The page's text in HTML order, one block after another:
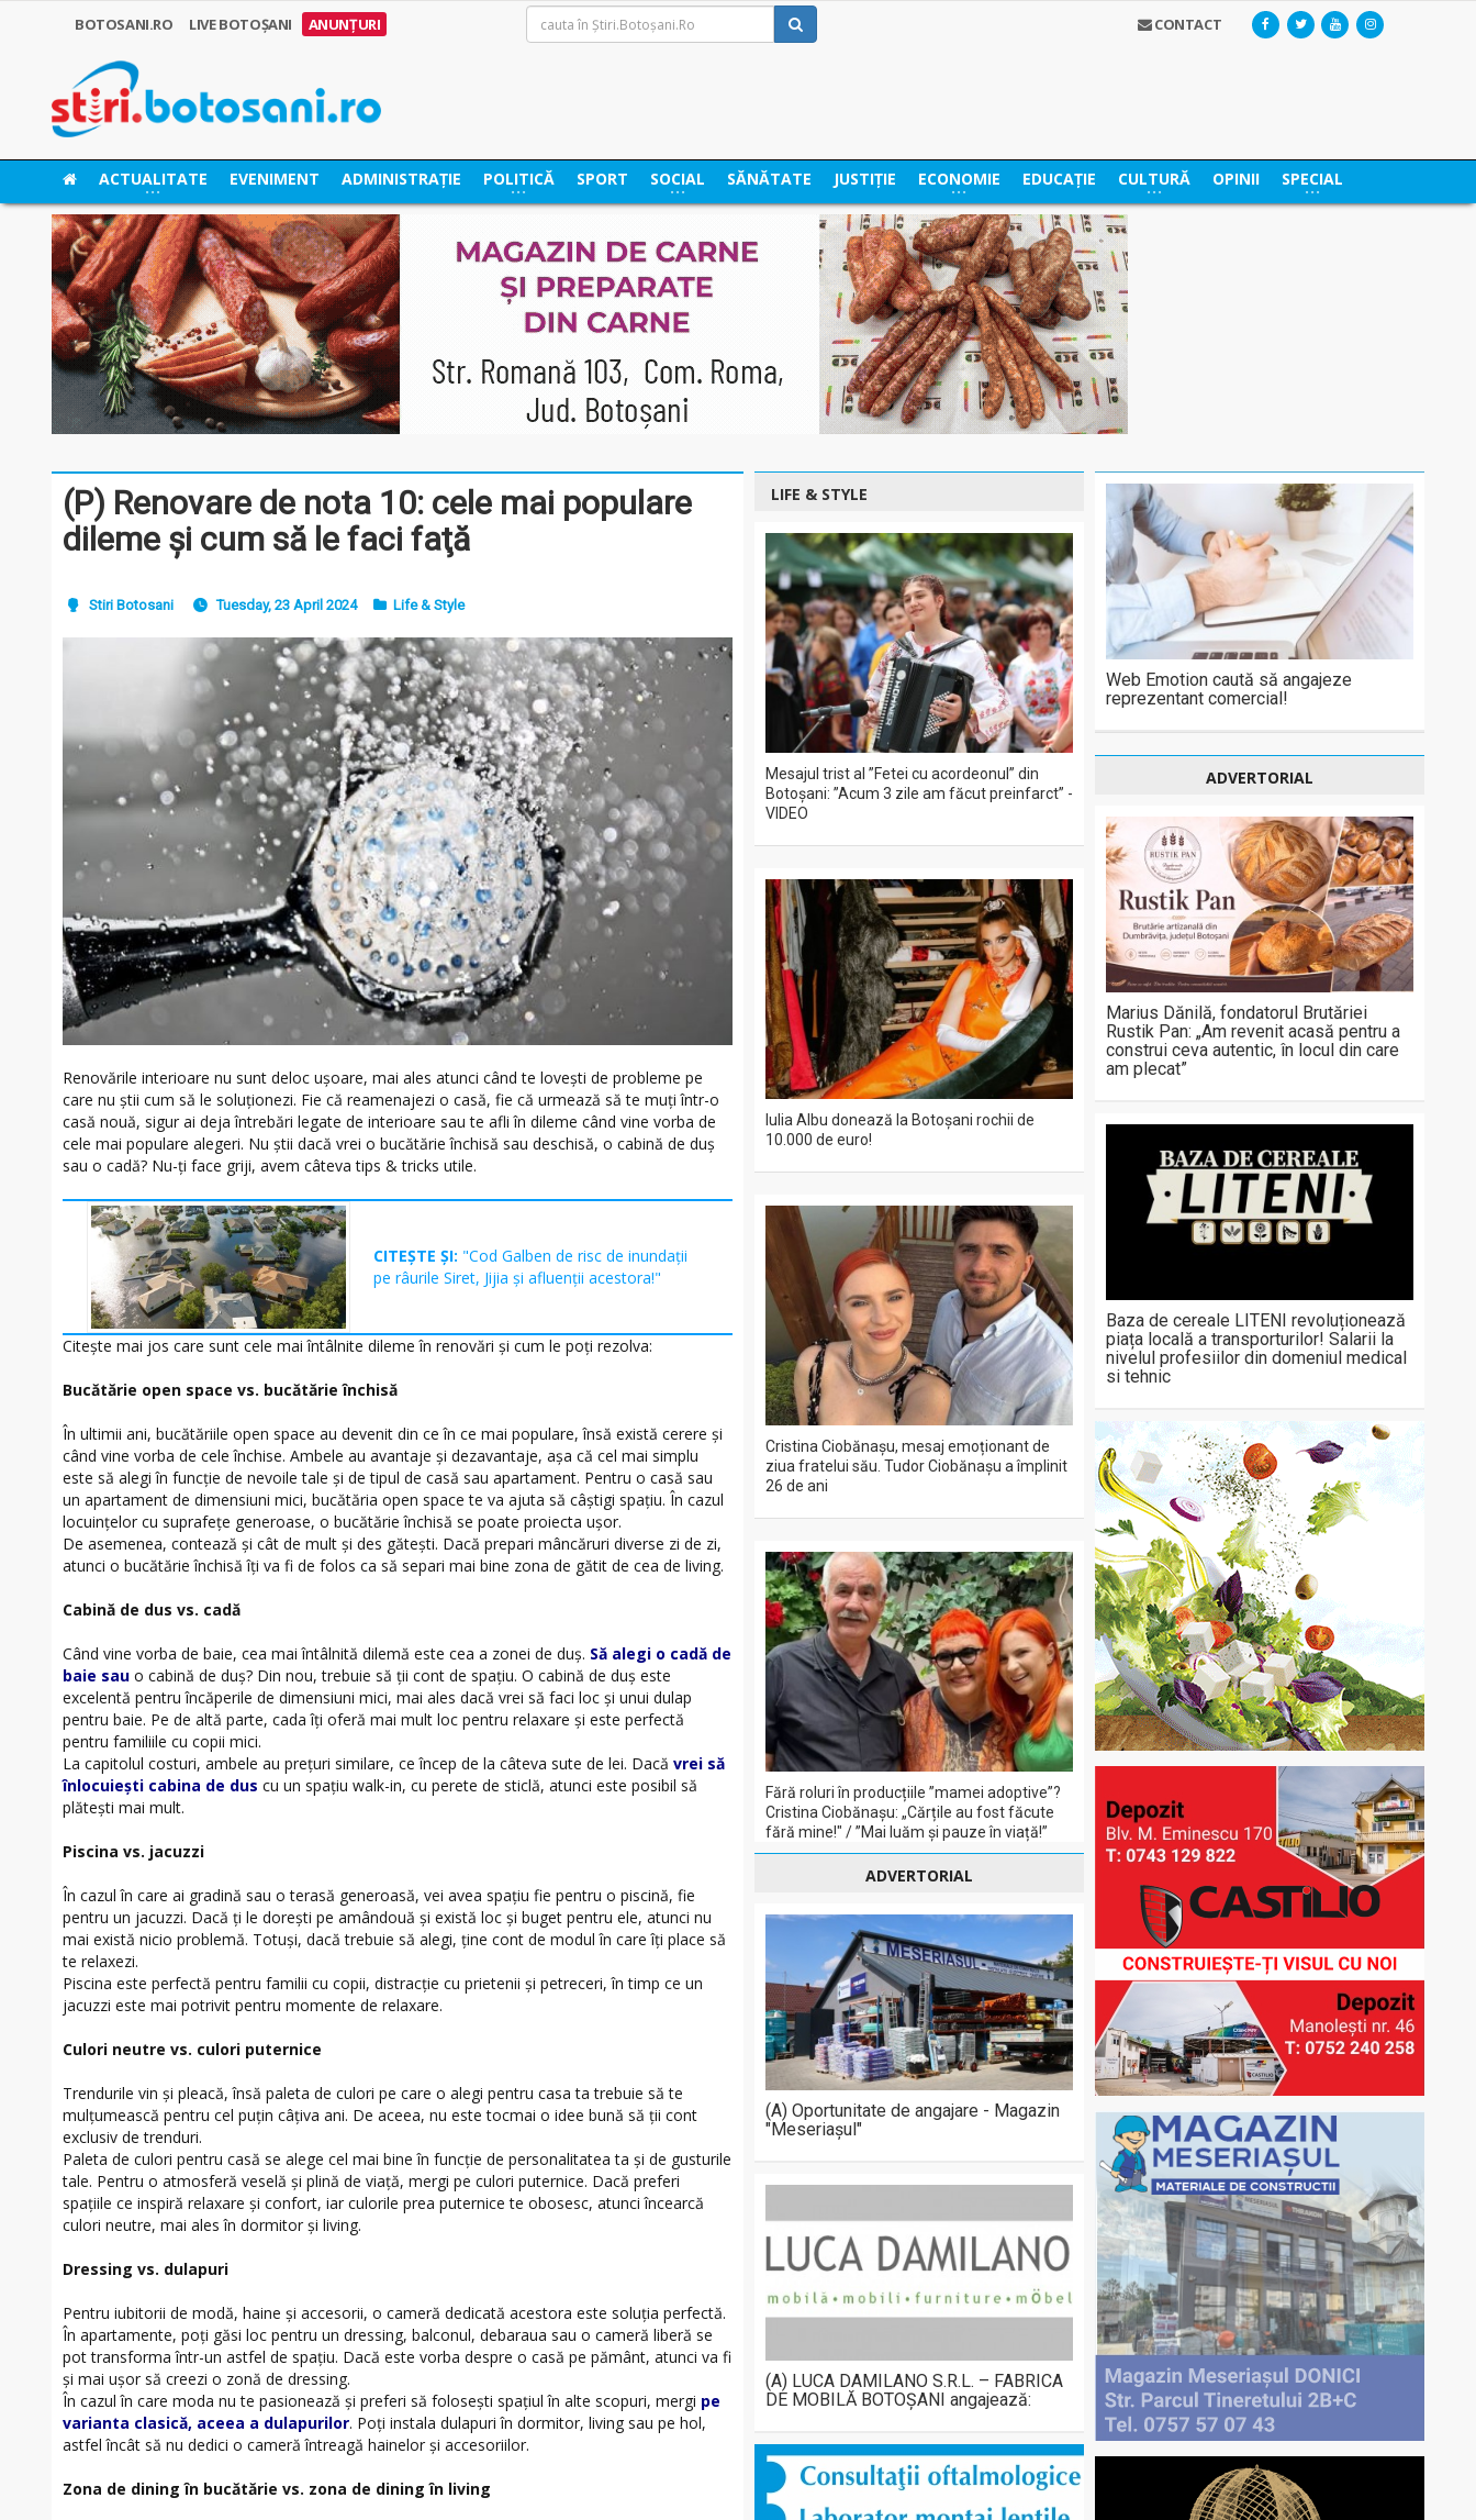
BOTOSANI.RO LIVE BOTOȘANI ANUNȚURI CONTACT
ACTUALITATE EVENIMENT ADMINISTRAȚIE POLITICĂ SPORT SOCIAL SĂNĂTATE JUSTIȚIE ECONOMIE EDUCAȚIE CULTURĂ OPINII SPECIAL
(P) Renovare de nota 10: cele mai populare
dileme şi cum să le faci faţă
Stiri Botosani Tuesday, 23 April 2024 Life & Style
Renovările interioare nu sunt deloc uşoare, mai ales atunci când te loveşti de probleme pe
care nu ştii cum să le soluţionezi. Fie că reamenajezi o casă, fie că urmează să te muţi într-o
casă nouă, sigur ai deja întrebări legate de interioare sau te afli în dileme când vine vorba de
cele mai populare alegeri. Nu ştii dacă vrei o bucătărie închisă sau deschisă, o cabină de duș
sau o cadă? Nu-ţi face griji, avem câteva tips & tricks utile.
CITEȘTE ȘI: "Cod Galben de risc de inundații
pe râurile Siret, Jijia și afluenții acestora!"
Citeşte mai jos care sunt cele mai întâlnite dileme în renovări şi cum le poți rezolva:
Bucătărie open space vs. bucătărie închisă
În ultimii ani, bucătăriile open space au devenit din ce în ce mai populare, însă există cerere şi
când vine vorba de cele închise. Ambele au avantaje şi dezavantaje, aşa că cel mai simplu
este să alegi în funcţie de nevoile tale şi de tipul de casă sau apartament. Pentru o casă sau
un apartament de dimensiuni mici, bucătăria open space te va ajuta să câştigi spaţiu. În cazul
locuinţelor cu suprafeţe generoase, o bucătărie închisă se poate proiecta uşor.
De asemenea, contează şi cât de mult şi des găteşti. Dacă prepari mâncăruri diverse zi de zi,
atunci o bucătărie închisă îţi va fi de folos ca să separi mai bine zona de gătit de cea de living.
Cabină de dus vs. cadă
Când vine vorba de baie, cea mai întâlnită dilemă este cea a zonei de duş. Să alegi o cadă de
baie sau o cabină de duş? Din nou, trebuie să ţii cont de spaţiu. O cabină de duș este
excelentă pentru încăperile de dimensiuni mici, mai ales dacă vrei să faci loc şi unui dulap
pentru baie. Pe de altă parte, cada îţi oferă mai mult loc pentru relaxare şi este perfectă
pentru familiile cu copii mici.
La capitolul costuri, ambele au preţuri similare, ce încep de la câteva sute de lei. Dacă vrei să
înlocuieşti cabina de dus cu un spaţiu walk-in, cu perete de sticlă, atunci este posibil să
plăteşti mai mult.
Piscina vs. jacuzzi
În cazul în care ai gradină sau o terasă generoasă, vei avea spaţiu fie pentru o piscină, fie
pentru un jacuzzi. Dacă ţi le doreşti pe amândouă şi există loc şi buget pentru ele, atunci nu
mai există nicio problemă. Totuşi, dacă trebuie să alegi, ţine cont de modul în care îţi place să
te relaxezi.
Piscina este perfectă pentru familii cu copii, distracţie cu prietenii şi petreceri, în timp ce un
jacuzzi este mai potrivit pentru momente de relaxare.
Culori neutre vs. culori puternice
Trendurile vin şi pleacă, însă paleta de culori pe care o alegi pentru casa ta trebuie să te
mulţumească pentru cel puţin câţiva ani. De aceea, nu este tocmai o idee bună să ţii cont
exclusiv de trenduri.
Paleta de culori pentru casă se alege cel mai bine în funcţie de personalitatea ta şi de gusturile
tale. Pentru o atmosferă veselă şi plină de viaţă, mergi pe culori puternice. Dacă preferi
spaţiile ce inspiră relaxare şi confort, iar culorile prea puternice te obosesc, atunci încearcă
culori neutre, mai ales în dormitor şi living.
Dressing vs. dulapuri
Pentru iubitorii de modă, haine şi accesorii, o cameră dedicată acestora este soluţia perfectă.
În apartamente, poţi găsi loc pentru un dressing, balconul, debaraua sau o cameră liberă se
pot transforma într-un astfel de spaţiu. Dacă este vorba despre o casă pe pământ, atunci va fi
şi mai uşor să creezi o zonă de dressing.
În cazul în care moda nu te pasionează şi preferi să foloseşti spaţiul în alte scopuri, mergi pe
varianta clasică, aceea a dulapurilor. Poţi instala dulapuri în dormitor, living sau pe hol,
astfel încât să nu dedici o cameră întreagă hainelor şi accesoriilor.
Zona de dining în bucătărie vs. zona de dining în living
LIFE & STYLE
Mesajul trist al ”Fetei cu acordeonul” din
Botoșani: ”Acum 3 zile am făcut preinfarct” -
VIDEO
Iulia Albu donează la Botoșani rochii de
10.000 de euro!
Cristina Ciobănașu, mesaj emoționant de
ziua fratelui său. Tudor Ciobănașu a împlinit
26 de ani
Fără roluri în producțiile ”mamei adoptive”?
Cristina Ciobănașu: „Cărțile au fost făcute
fără mine!" / ”Mai luăm și pauze în viață!”
ADVERTORIAL
(A) Oportunitate de angajare - Magazin
"Meseriașul"
(A) LUCA DAMILANO S.R.L. – FABRICA
DE MOBILĂ BOTOȘANI angajează:
Web Emotion caută să angajeze
reprezentant comercial!
ADVERTORIAL
Marius Dănilă, fondatorul Brutăriei
Rustik Pan: „Am revenit acasă pentru a
construi ceva autentic, în locul din care
am plecat”
Baza de cereale LITENI revoluționează
piața locală a transporturilor! Salarii la
nivelul profesiilor din domeniul medical
si tehnic